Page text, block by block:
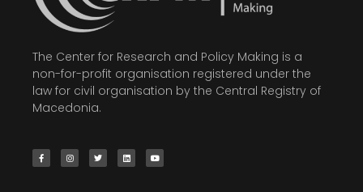
The Center for Research and Policy Making is a
non-for-profit organisation registered under the
law for civil organisation by the Central Registry of
Macedonia.